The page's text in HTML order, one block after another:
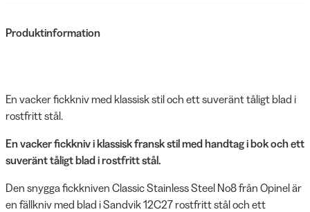
Produktinformation
En vacker fickkniv med klassisk stil och ett suveränt tåligt blad i
rostfritt stål.
En vacker fickkniv i klassisk fransk stil med handtag i bok och ett
suveränt tåligt blad i rostfritt stål.
Den snygga fickkniven Classic Stainless Steel No8 från Opinel är
en fällkniv med blad i Sandvik 12C27 rostfritt stål och ett